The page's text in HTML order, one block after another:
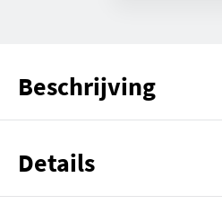
Beschrijving
Details